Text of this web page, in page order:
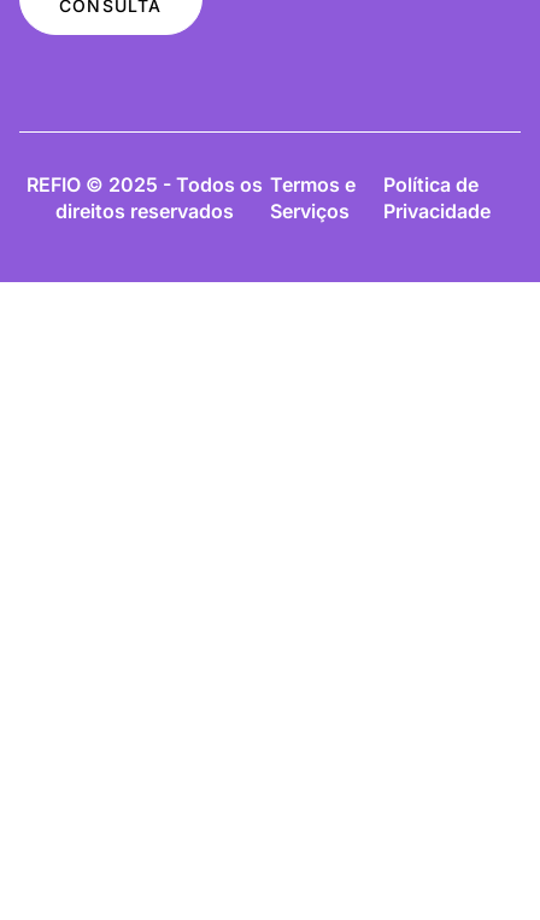
CONSULTA
REFIO © 2025 - Todos os
direitos reservados
Termos e
Serviços
Política de
Privacidade